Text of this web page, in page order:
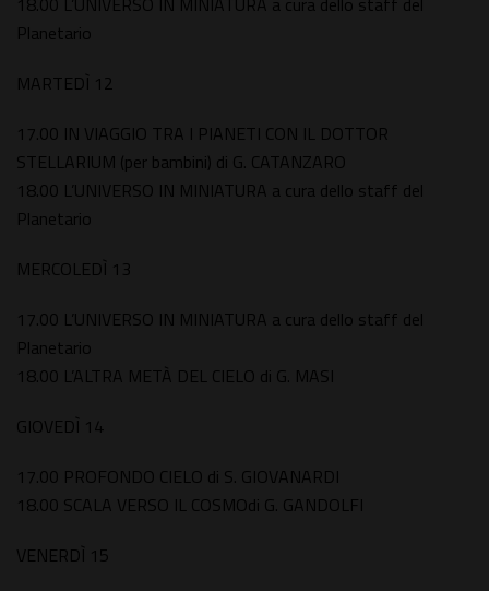
Planetario
MARTEDÌ 12
17.00 IN VIAGGIO TRA I PIANETI CON IL DOTTOR
STELLARIUM (per bambini) di G. CATANZARO
18.00 L’UNIVERSO IN MINIATURA a cura dello staff del
Planetario
MERCOLEDÌ 13
17.00 L’UNIVERSO IN MINIATURA a cura dello staff del
Planetario
18.00 L’ALTRA METÀ DEL CIELO di G. MASI
GIOVEDÌ 14
17.00 PROFONDO CIELO di S. GIOVANARDI
18.00 SCALA VERSO IL COSMOdi G. GANDOLFI
VENERDÌ 15